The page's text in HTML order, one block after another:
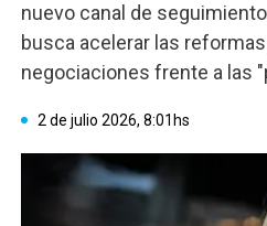
nuevo canal de
busca acelerar las
negociaciones frente a las
2 de julio 2026, 8:01hs